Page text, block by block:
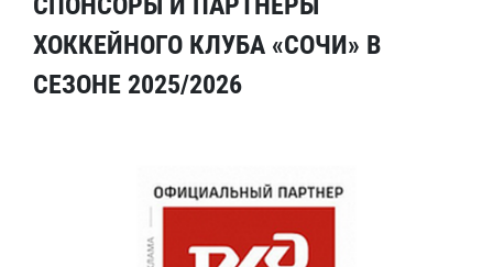
ХОККЕЙНОГО КЛУБА «СОЧИ» В
СЕЗОНЕ 2025/2026